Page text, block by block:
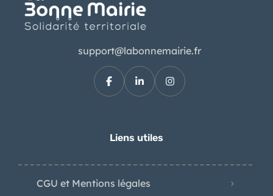
support@labonnemairie.fr
Liens utiles
CGU et Mentions légales